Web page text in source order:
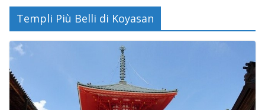
Templi Più Belli di Koyasan